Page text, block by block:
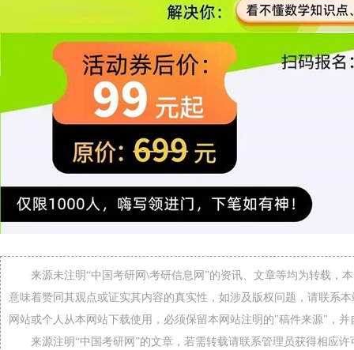
来源未注明“中国考研网\考研信息网”的资讯、文章等均为转载，
意味着赞同其观点或证实其内容的真实性，如涉及版权问题，请联系
网站或个人从本网站下载使用，必须保留本网站注明的"稿件来源"，
来源注明“中国考研网”的文章，若需转载请联系管理员获得相应许